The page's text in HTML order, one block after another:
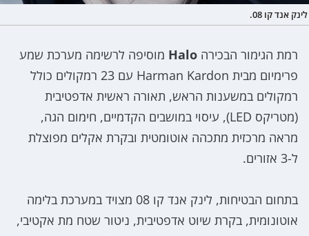
לינק אנד קו 08.
רמת הגימור הבכירה Halo מוסיפה לרשימה מערכת שמע
פרימיום מבית Harman Kardon עם 23 רמקולים כולל
רמקולים במשענות הראש, תאורה ראשית אדפטיבית
(מטריקס LED), עיסוי במושבים הקדמיים, חימום הגה,
מראה מרכזית מתכהה אוטומטית ובקרת אקלים מפוצלת
ל-3 אזורים.
בתחום הבטיחות, לינק אנד קו 08 מצויד במערכת בלימה
אוטונומית, בקרת שיוט אדפטיבית, ניטור שטח מת אקטיבי,